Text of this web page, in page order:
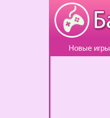
Новые игры